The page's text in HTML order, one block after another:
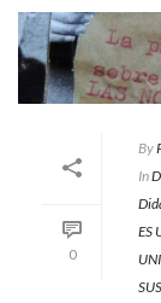
0
By
In
ES